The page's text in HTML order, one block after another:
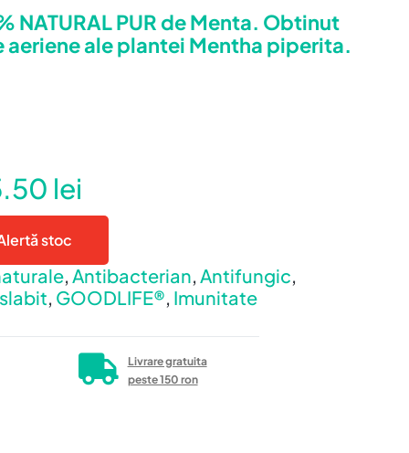
NATURAL PUR de Menta. Obtinut
ale plantei Mentha piperita.
lei
stoc
, Antibacterian, Antifungic,
, GOODLIFE®, Imunitate
Livrare gratuita
peste 150 ron